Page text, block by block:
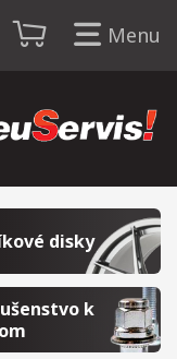
Menu
disky
k